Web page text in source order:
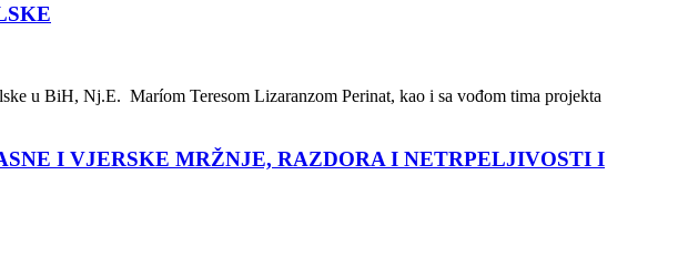
u BiH, Nj.E. Maríom Teresom Lizaranzom Perinat, kao i sa vođom tima projekta
I VJERSKE MRŽNJE, RAZDORA I NETRPELJIVOSTI I